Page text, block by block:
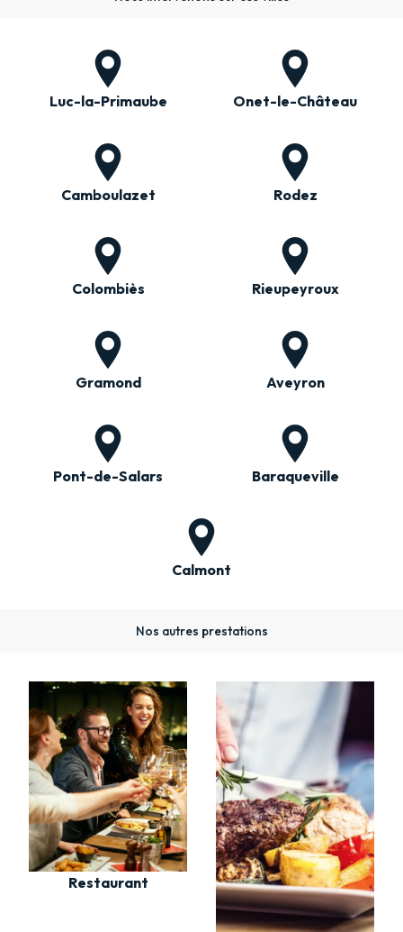
Luc-la-Primaube Onet-le-Château
Camboulazet Rodez
Colombiès Rieupeyroux
Gramond Aveyron
Pont-de-Salars Baraqueville
Calmont
Nos autres prestations
Restaurant